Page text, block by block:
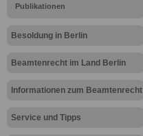
Publikationen
Besoldung in Berlin
Beamtenrecht im Land Berlin
Informationen zum Beamtenrecht
Service und Tipps